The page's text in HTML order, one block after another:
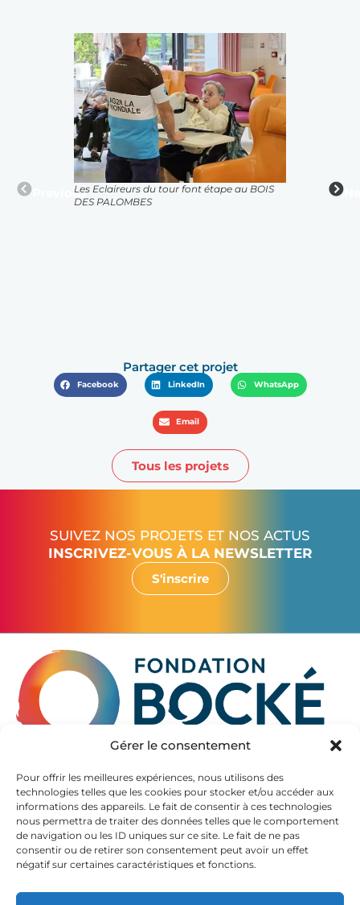
Gérer le consentement
Pour offrir les meilleures expériences, nous utilisons des
technologies telles que les cookies pour stocker et/ou accéder aux
informations des appareils. Le fait de consentir à ces technologies
nous permettra de traiter des données telles que le comportement
de navigation ou les ID uniques sur ce site. Le fait de ne pas
consentir ou de retirer son consentement peut avoir un effet
négatif sur certaines caractéristiques et fonctions.
PreviousLes Eclaireurs du tour font étape au BOIS
DES PALOMBES
Partager cet projet
Facebook LinkedIn WhatsApp
Email
Tous les projets
SUIVEZ NOS PROJETS ET NOS ACTUS
INSCRIVEZ-VOUS À LA NEWSLETTER
S'inscrire
La Fondation Bocké accompagne les seniors à partir de
60 ans, en Gironde et en Pyrénées Atlantiques.
Elle propose des hébergements de qualité dans ses
EHPAD, autrefois appelés maison de retraite.
La diversité de son offre permet d’accueillir aussi les
personnes souffrant de la maladie d’Alzheimer et de